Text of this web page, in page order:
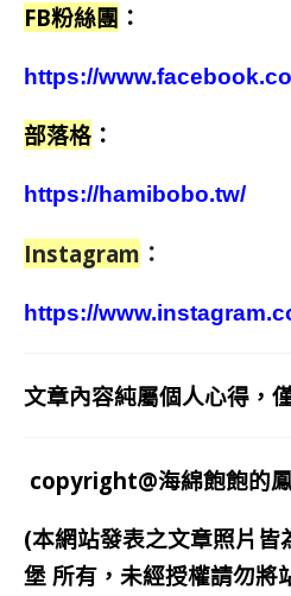
FB粉絲團 ：
https://
部落格 ：
https://hamibobo.tw/
Instagram ：
https://
文章內容純屬個人心得，
copyright@海綿飽飽的
(本網站發表之文章照片皆
堡 所有，未經授權請勿將